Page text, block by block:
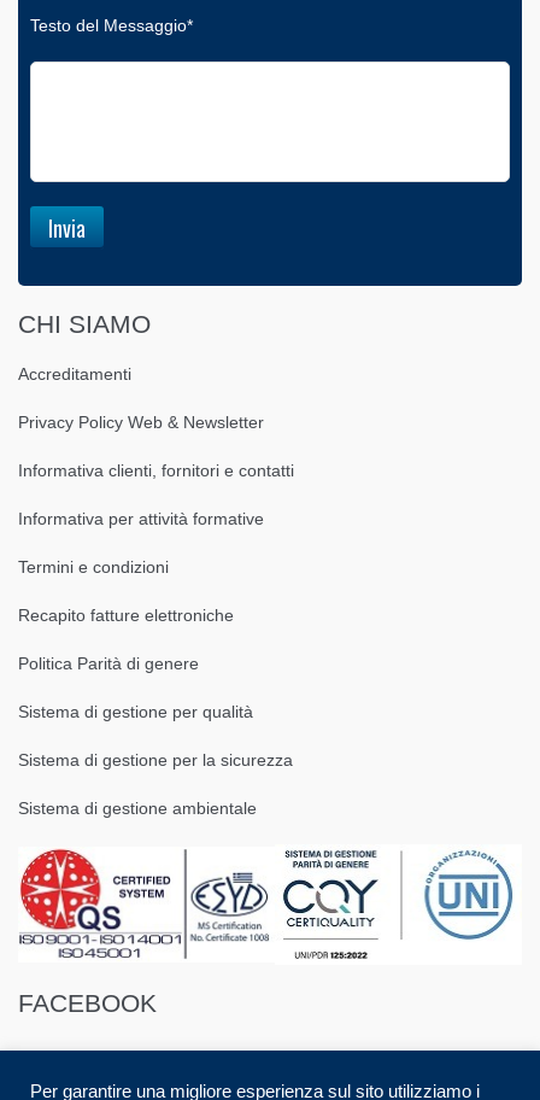
Testo del Messaggio*
CHI SIAMO
Accreditamenti
Privacy Policy Web & Newsletter
Informativa clienti, fornitori e contatti
Informativa per attività formative
Termini e condizioni
Recapito fatture elettroniche
Politica Parità di genere
Sistema di gestione per qualità
Sistema di gestione per la sicurezza
Sistema di gestione ambientale
FACEBOOK
Per garantire una migliore esperienza sul sito utilizziamo i